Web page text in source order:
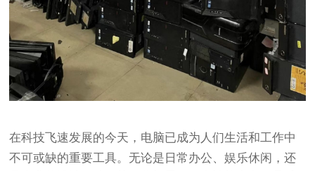
在科技飞速发展的今天，电脑已成为人们生活和工作中
不可或缺的重要工具。无论是日常办公、娱乐休闲，还